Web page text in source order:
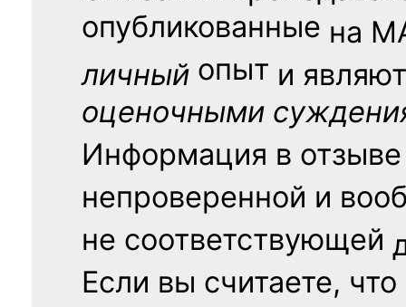
опубликованные на
личный опыт и
оценочными
Информация в
непроверенной и
не соответствующей
Если вы считаете, что